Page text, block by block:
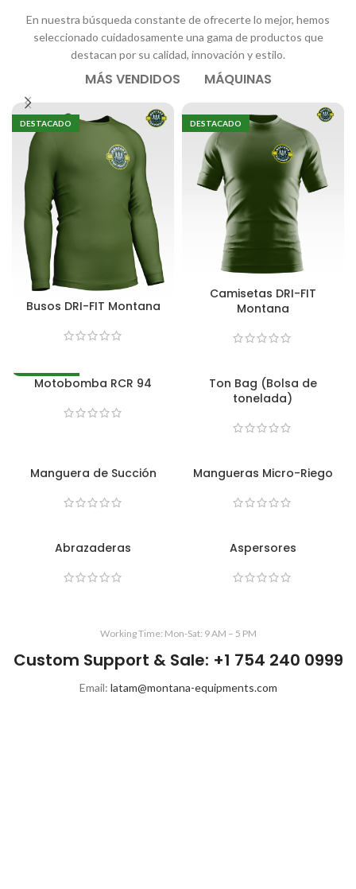
En nuestra búsqueda constante de ofrecerte lo mejor, hemos
seleccionado cuidadosamente una gama de productos que
destacan por su calidad, innovación y estilo.
MÁS VENDIDOS MÁQUINAS
DESTACADO
Busos DRI-FIT Montana
DESTACADO
Camisetas DRI-FIT
Montana
DESTACADO
Motobomba RCR 94
Ton Bag (Bolsa de
tonelada)
Manguera de Succión Mangueras Micro-Riego
Abrazaderas Aspersores
Working Time: Mon-Sat: 9 AM – 5 PM
Custom Support & Sale: +1 754 240 0999
Email: latam@montana-equipments.com